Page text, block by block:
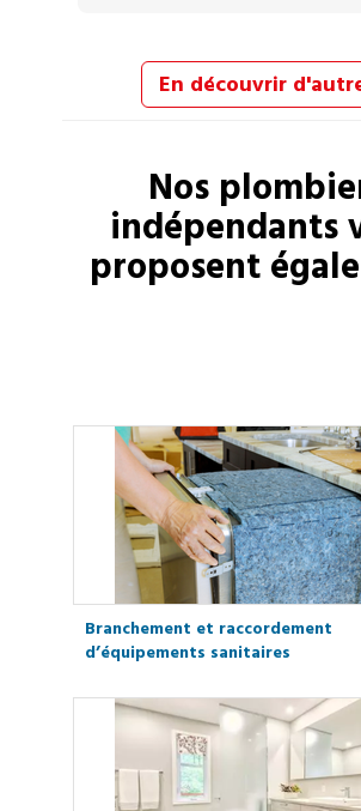
En découvrir
Nos
indépendants
proposent
Branchement et raccordement
d’équipements sanitaires